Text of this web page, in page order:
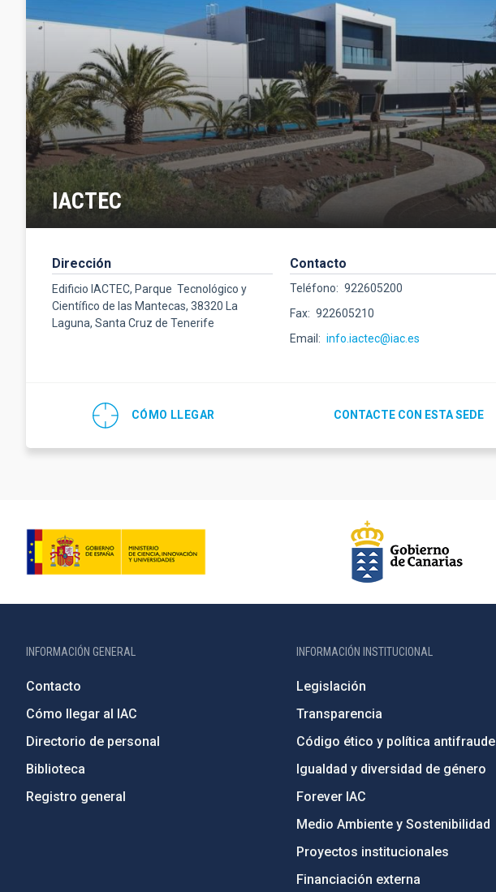
IACTEC
Dirección
Edificio IACTEC, Parque Tecnológico y
Científico de las Mantecas, 38320 La
Laguna, Santa Cruz de Tenerife
Contacto
Teléfono
922605200
Fax
922605210
Email
info.iactec@iac.es
CÓMO LLEGAR CONTACTE CON ESTA SEDE
INFORMACIÓN GENERAL
Contacto
Cómo llegar al IAC
Directorio de personal
Biblioteca
Registro general
INFORMACIÓN INSTITUCIONAL
Legislación
Transparencia
Código ético y política antifraude
Igualdad y diversidad de género
Forever IAC
Medio Ambiente y Sostenibilidad
Proyectos institucionales
Financiación externa